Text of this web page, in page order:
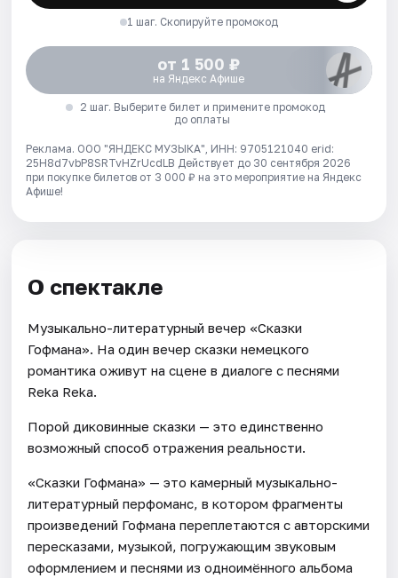
1 шаг. Скопируйте промокод
от 1 500 ₽
на Яндекс Афише
2 шаг. Выберите билет и примените промокод
до оплаты
Реклама. ООО "ЯНДЕКС МУЗЫКА", ИНН: 9705121040 erid:
25H8d7vbP8SRTvHZrUcdLB Действует до 30 сентября 2026
при покупке билетов от 3 000 ₽ на это мероприятие на Яндекс
Афише!
О спектакле
Музыкально-литературный вечер «Сказки
Гофмана». На один вечер сказки немецкого
романтика оживут на сцене в диалоге с песнями
Reka Reka.
Порой диковинные сказки — это единственно
возможный способ отражения реальности.
«Сказки Гофмана» — это камерный музыкально-
литературный перфоманс, в котором фрагменты
произведений Гофмана переплетаются с авторскими
пересказами, музыкой, погружающим звуковым
оформлением и песнями из одноимённого альбома